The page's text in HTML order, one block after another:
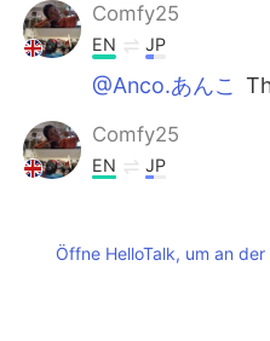
Comfy25
EN JP
@Anco.あんこ
Comfy25
EN JP
Öffne HelloTalk, um an